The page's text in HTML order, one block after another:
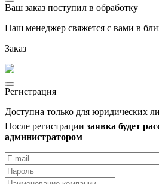
Ваш заказ поступил в обработку
Наш менеджер свяжется с вами в
Заказ
Регистрация
Доступна только для юридических
После регистрации заявка будет
администратором